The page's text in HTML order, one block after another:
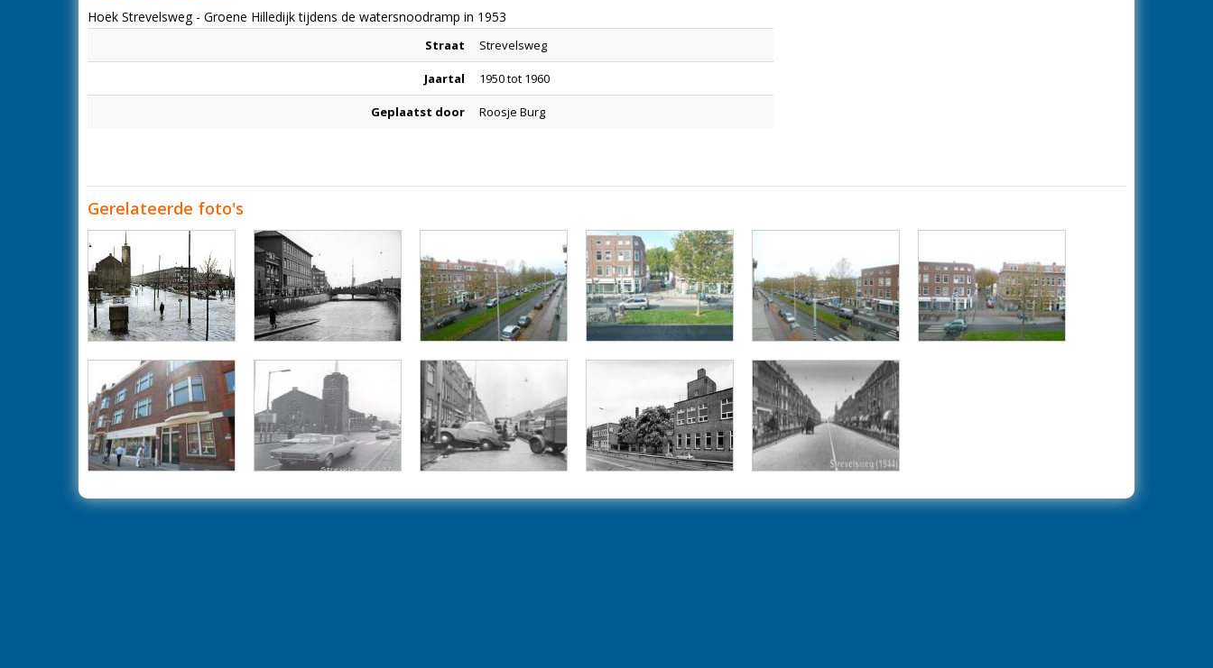
Hoek Strevelsweg - Groene Hilledijk tijdens de watersnoodramp in 1953
Straat Strevelsweg
Jaartal 1950 tot 1960
Geplaatst door Roosje Burg
Gerelateerde foto's